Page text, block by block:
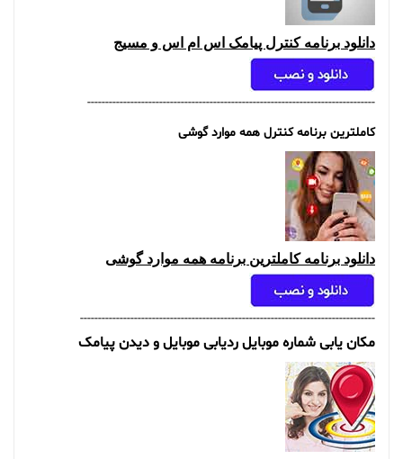
دانلود برنامه کنترل پیامک اس ام اس و مسیج
--------------------------------------------------------------------------------
کاملترین برنامه کنترل همه موارد گوشی
دانلود برنامه کاملترین برنامه همه موارد گوشی
----------------------------------------------------------------------------------
مکان یابی شماره موبایل ردیابی موبایل و دیدن پیامک